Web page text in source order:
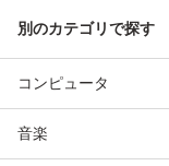
別のカテゴリで探す
コンピュータ
音楽